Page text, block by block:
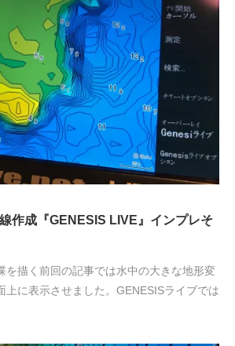
作成『GENESIS LIVE』インプレそ
を描く前回の記事では水中の大きな地形変
上に表示させました。GENESISライブでは